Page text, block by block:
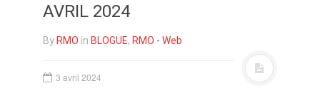
AUTEUR·RICE·S
MOTS CLÉS
AVRIL 2024
By RMO in BLOGUE, RMO - Web
3 avril 2024